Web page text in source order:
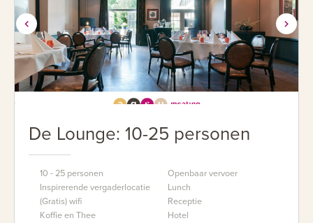
De Lounge: 10-25 personen
10 - 25 personen
Inspirerende vergaderlocatie
(Gratis) wifi
Koffie en Thee
Openbaar vervoer
Lunch
Receptie
Hotel